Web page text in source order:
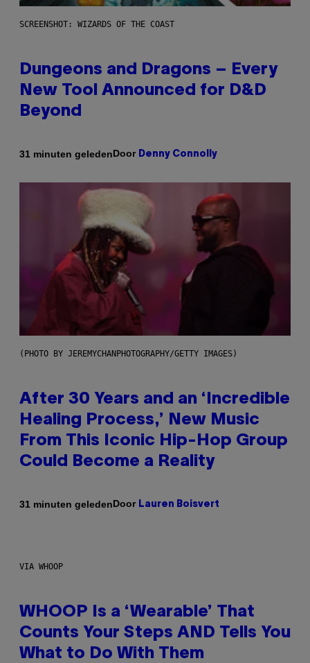
SCREENSHOT: WIZARDS OF THE COAST
Dungeons and Dragons – Every
New Tool Announced for D&D
Beyond
31 minuten geledenDoor Denny Connolly
(PHOTO BY JEREMYCHANPHOTOGRAPHY/GETTY IMAGES)
After 30 Years and an ‘Incredible
Healing Process,’ New Music
From This Iconic Hip-Hop Group
Could Become a Reality
31 minuten geledenDoor Lauren Boisvert
VIA WHOOP
WHOOP Is a ‘Wearable’ That
Counts Your Steps AND Tells You
What to Do With Them